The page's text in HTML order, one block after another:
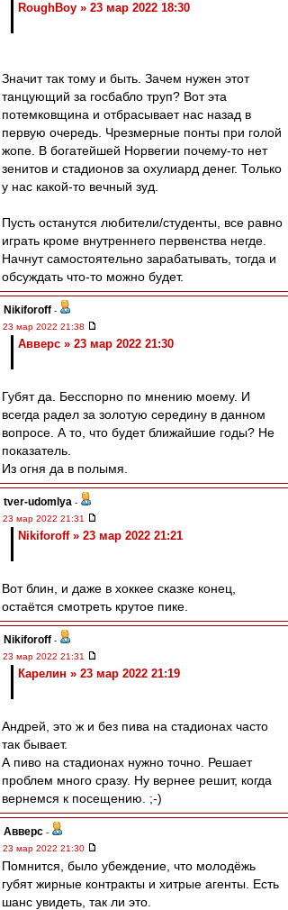
RoughBoy » 23 мар 2022 18:30
Значит так тому и быть. Зачем нужен этот
танцующий за госбабло труп? Вот эта
потемковщина и отбрасывает нас назад в
первую очередь. Чрезмерные понты при голой
жопе. В богатейшей Норвегии почему-то нет
зенитов и стадионов за охулиард денег. Только
у нас какой-то вечный зуд.
Пусть останутся любители/студенты, все равно
играть кроме внутреннего первенства негде.
Начнут самостоятельно зарабатывать, тогда и
обсуждать что-то можно будет.
Nikiforoff -
23 мар 2022 21:38
Авверс » 23 мар 2022 21:30
Губят да. Бесспорно по мнению моему. И
всегда радел за золотую середину в данном
вопросе. А то, что будет ближайшие годы? Не
показатель.
Из огня да в полымя.
tver-udomlya -
23 мар 2022 21:31
Nikiforoff » 23 мар 2022 21:21
Вот блин, и даже в хоккее сказке конец,
остаётся смотреть крутое пике.
Nikiforoff -
23 мар 2022 21:31
Карелин » 23 мар 2022 21:19
Андрей, это ж и без пива на стадионах часто
так бывает.
А пиво на стадионах нужно точно. Решает
проблем много сразу. Ну вернее решит, когда
вернемся к посещению. ;-)
Авверс -
23 мар 2022 21:30
Помнится, было убеждение, что молодёжь
губят жирные контракты и хитрые агенты. Есть
шанс увидеть, так ли это.